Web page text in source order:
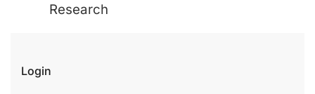
Research
Login